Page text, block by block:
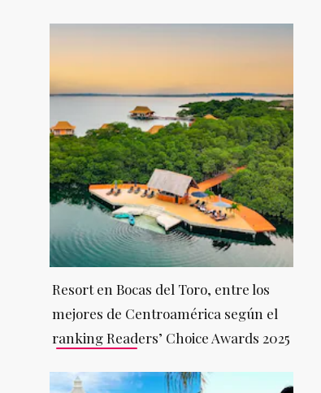
Resort en Bocas del Toro, entre los
mejores de Centroamérica según el
ranking Readers’ Choice Awards 2025